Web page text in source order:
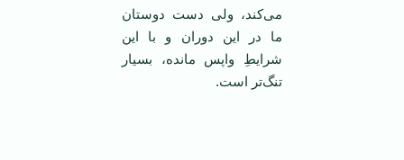
می‌کند، ولی دست دوستان
ما در این دوران و با این
شرایطِ واپس مانده، بسیار
تنگ‌تر است.